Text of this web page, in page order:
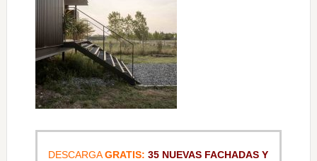
DESCARGAGRATIS: 35 NUEVAS FACHADAS Y